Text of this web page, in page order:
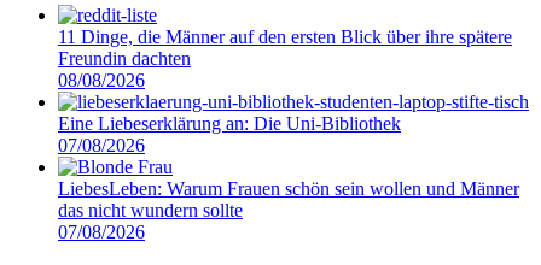
11 Dinge, die Männer auf den ersten Blick über ihre spätere
Freundin dachten
08/08/2026
Eine Liebeserklärung an: Die Uni-Bibliothek
07/08/2026
LiebesLeben: Warum Frauen schön sein wollen und Männer
das nicht wundern sollte
07/08/2026